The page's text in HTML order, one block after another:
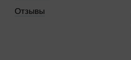
Отзывы